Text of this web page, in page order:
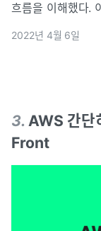
흐름을 이해했다.
해본다.
2022년 4월 6일
3. AWS 간단
Front